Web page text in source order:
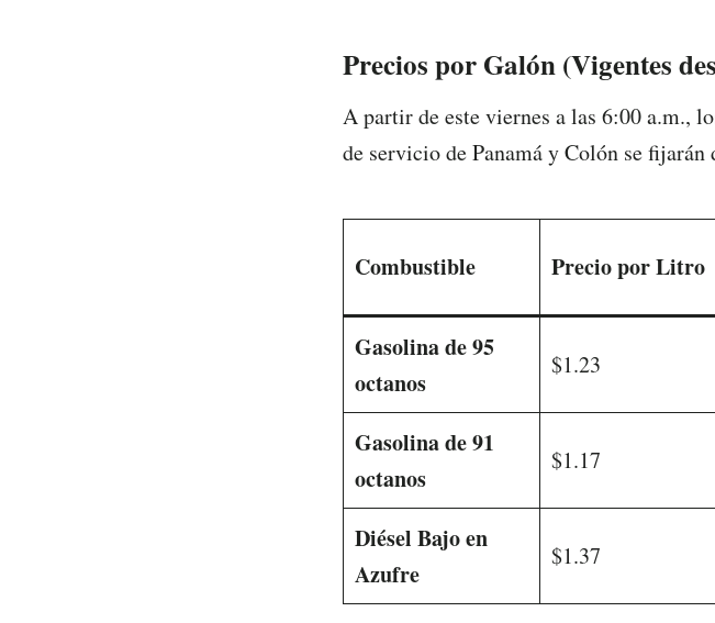
Precios por Galón (Vigentes
A partir de este viernes a las 6:00 a.m.,
de servicio de Panamá y Colón se fijarán
Combustible Precio por Litro
Gasolina de 95
octanos
$1.23
Gasolina de 91
octanos
$1.17
Diésel Bajo en
Azufre
$1.37